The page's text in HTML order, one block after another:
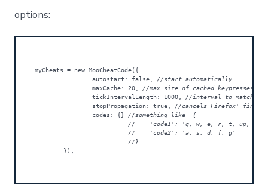
options:
myCheats = new MooCheatCode({
		autostart: false,
//start automatically
		maxCache: 20,
//max size of cached keypresses
		tickIntervalLength: 1000,
//interval to match
		stopPropagation: true,
//cancels Firefox'
		codes: {}
//something like  {
			  //}
	});